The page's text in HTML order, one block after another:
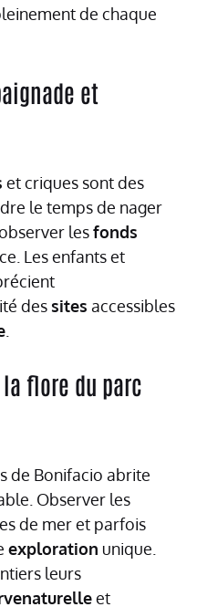
de chaque
et
et criques sont des
le temps de nager
lesfonds
Les enfants et
des sites accessibles
flore du parc
de Bonifacio abrite
Observer les
de mer et parfois
exploration unique.
leurs
et